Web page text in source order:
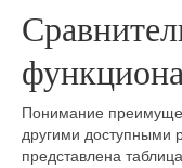
Понимание
другими доступными
представлена